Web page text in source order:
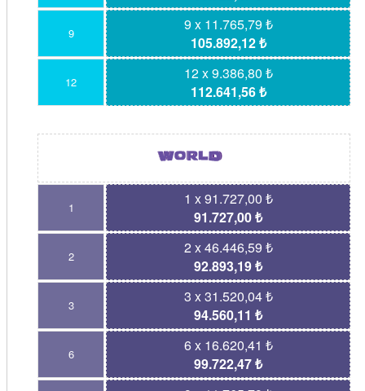
9
9 x 11.765,79 ₺
105.892,12 ₺
12
12 x 9.386,80 ₺
112.641,56 ₺
1
1 x 91.727,00 ₺
91.727,00 ₺
2
2 x 46.446,59 ₺
92.893,19 ₺
3
3 x 31.520,04 ₺
94.560,11 ₺
6
6 x 16.620,41 ₺
99.722,47 ₺